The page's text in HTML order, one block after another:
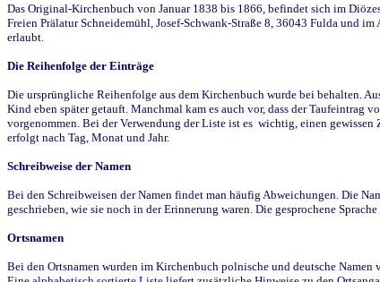
Das Original-Kirchenbuch von Januar 1838 bis 1866, befindet sich im
Freien Prälatur Schneidemühl, Josef-Schwank-Straße 8, 36043 Fulda und
erlaubt.
Die Reihenfolge der Einträge
Die ursprüngliche Reihenfolge aus dem Kirchenbuch wurde bei behalten.
Kind eben später getauft. Manchmal kam es auch vor, dass der
vorgenommen. Bei der Verwendung der Liste ist es wichtig, einen
erfolgt nach Tag, Monat und Jahr.
Schreibweise der Namen
Bei den Schreibweisen der Namen findet man häufig Abweichungen. Die
geschrieben, wie sie noch in der Erinnerung waren. Die gesprochene
Ortsnamen
Bei den Ortsnamen wurden im Kirchenbuch polnische und deutsche